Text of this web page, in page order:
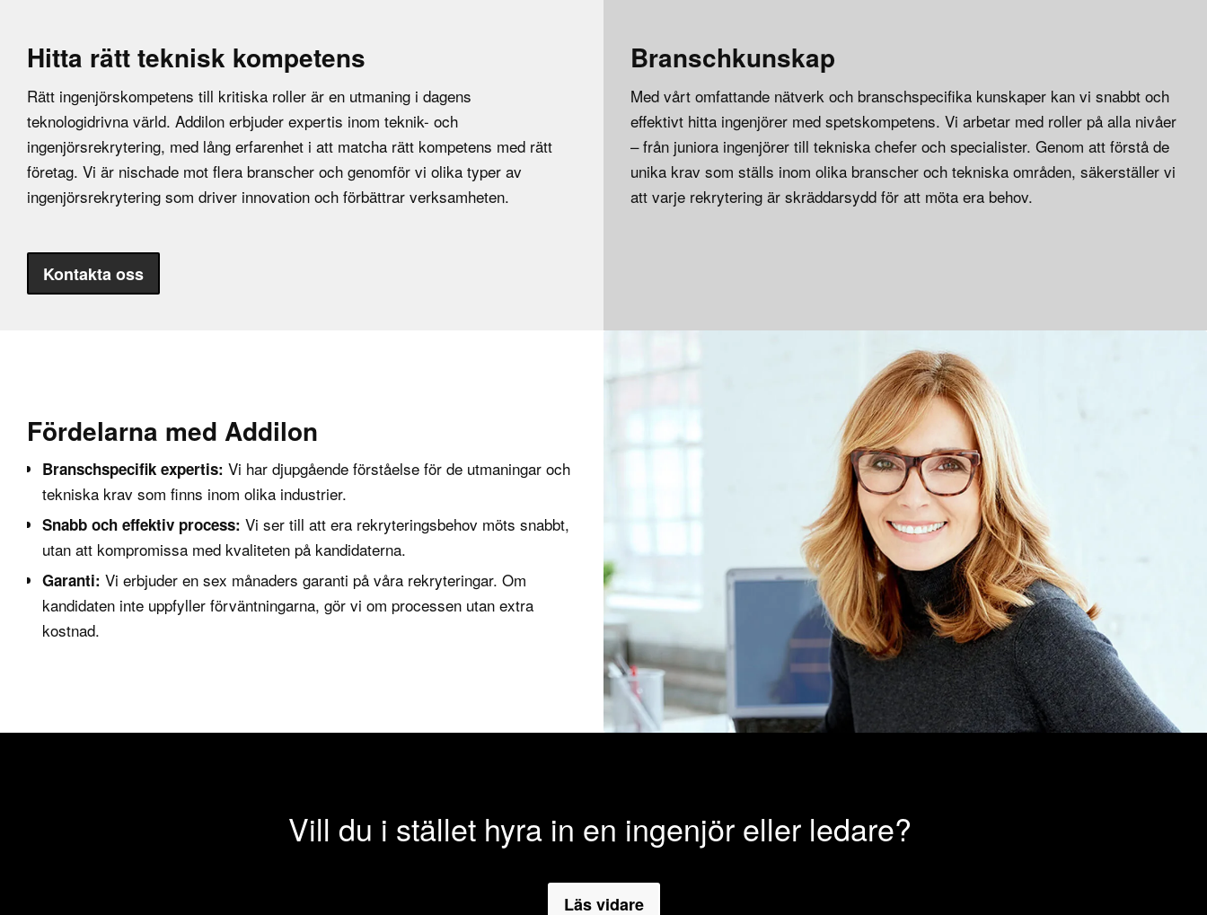
Hitta rätt teknisk kompetens
Rätt ingenjörskompetens till kritiska roller är en utmaning i dagens
teknologidrivna värld. Addilon erbjuder expertis inom teknik- och
ingenjörsrekrytering, med lång erfarenhet i att matcha rätt kompetens med rätt
företag. Vi är nischade mot flera branscher och genomför vi olika typer av
ingenjörsrekrytering som driver innovation och förbättrar verksamheten.
Kontakta oss
Branschkunskap
Med vårt omfattande nätverk och branschspecifika kunskaper kan vi snabbt och
effektivt hitta ingenjörer med spetskompetens. Vi arbetar med roller på alla nivåer
– från juniora ingenjörer till tekniska chefer och specialister. Genom att förstå de
unika krav som ställs inom olika branscher och tekniska områden, säkerställer vi
att varje rekrytering är skräddarsydd för att möta era behov.
Fördelarna med Addilon
Branschspecifik expertis: Vi har djupgående förståelse för de utmaningar och
tekniska krav som finns inom olika industrier.
Snabb och effektiv process: Vi ser till att era rekryteringsbehov möts snabbt,
utan att kompromissa med kvaliteten på kandidaterna.
Garanti: Vi erbjuder en sex månaders garanti på våra rekryteringar. Om
kandidaten inte uppfyller förväntningarna, gör vi om processen utan extra
kostnad.
Vill du i stället hyra in en ingenjör eller ledare?
Läs vidare